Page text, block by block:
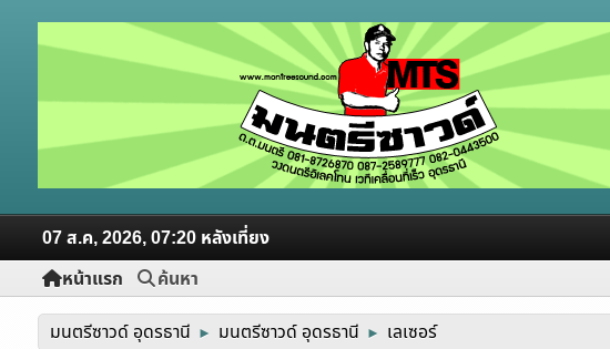
07 ส.ค, 2026, 07:20 หลังเที่ยง
หน้าแรก
ค้นหา
มนตรีซาวด์ อุดรธานี ► มนตรีซาวด์ อุดรธานี ► เลเซอร์